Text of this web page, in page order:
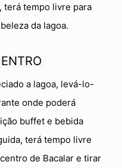
terá tempo livre para
da lagoa.
a lagoa, levá-lo-
onde poderá
buffet e bebida
terá tempo livre
de Bacalar e tirar